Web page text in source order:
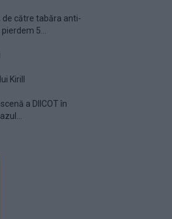
de către tabăra anti-
5...
Kirill
a DIICOT în